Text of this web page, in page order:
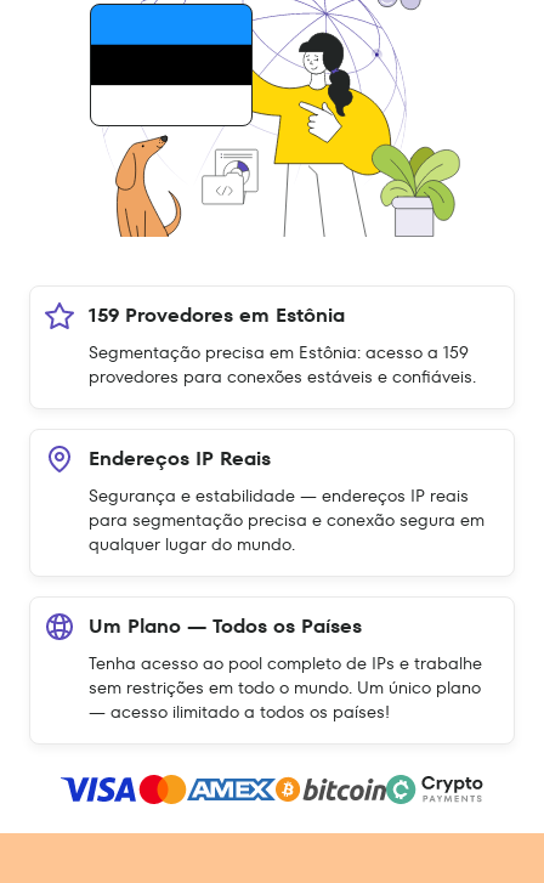
159 Provedores em Estônia
Segmentação precisa em Estônia: acesso a 159
provedores para conexões estáveis e confiáveis.
Endereços IP Reais
Segurança e estabilidade — endereços IP reais
para segmentação precisa e conexão segura em
qualquer lugar do mundo.
Um Plano — Todos os Países
Tenha acesso ao pool completo de IPs e trabalhe
sem restrições em todo o mundo. Um único plano
— acesso ilimitado a todos os países!